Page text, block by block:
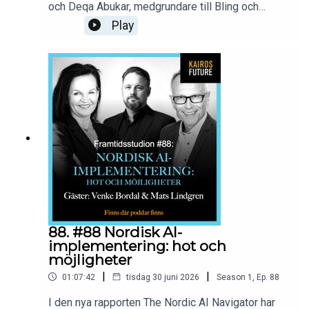
och Deqa Abukar, medgrundare till Bling och
prisbelönt investerare samtalar om svenska
entreprenörers möjlighet att få kapital. Tre
forskarantologi Från idé till kapital presenteras
och gästerna berättar hur de tycker att villkoren
för finansiering bör förbättras framåt. Dessutom
berörs den heta frågan om Sveriges har allt fler
miljardärer – vilken nytta gör de? Programledare:
Fredrik Torberger Inspelat i studion hos
Citykonferensen, juni 2026Ladda gärna ner Från
idé till kapital här.
Play
88. #88 Nordisk AI-
implementering: hot och
möjligheter
01:07:42 | tisdag 30 juni 2026 | Season 1 , Ep. 88
I den nya rapporten The Nordic AI Navigator har